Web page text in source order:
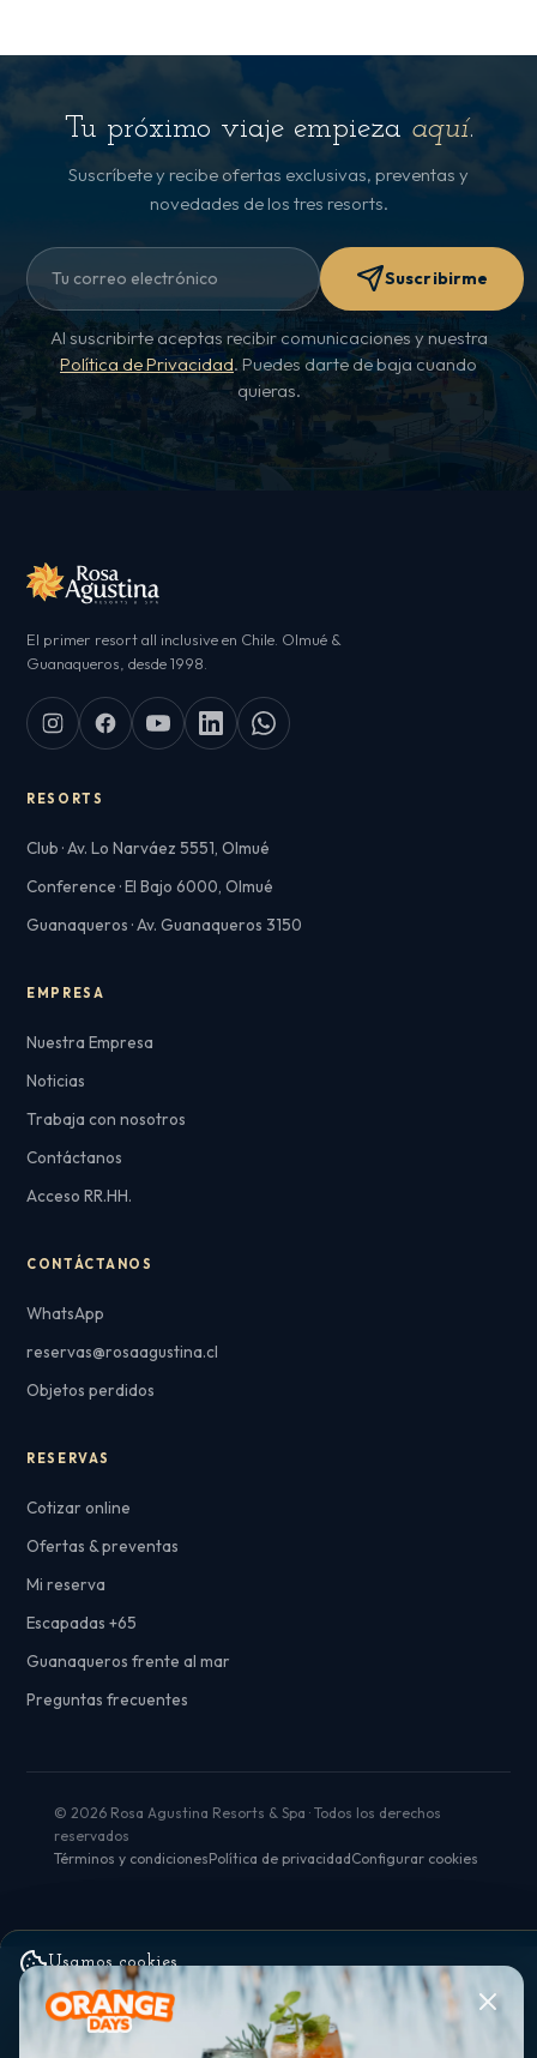
Tu próximo viaje empieza aquí.
Suscríbete y recibe ofertas exclusivas, preventas y
novedades de los tres resorts.
Suscribirme
Al suscribirte aceptas recibir comunicaciones y nuestra
Política de Privacidad. Puedes darte de baja cuando
quieras.
El primer resort all inclusive en Chile. Olmué &
Guanaqueros, desde 1998.
RESORTS
Club · Av. Lo Narváez 5551, Olmué
Conference · El Bajo 6000, Olmué
Guanaqueros · Av. Guanaqueros 3150
EMPRESA
Nuestra Empresa
Noticias
Trabaja con nosotros
Contáctanos
Acceso RR.HH.
CONTÁCTANOS
WhatsApp
reservas@rosaagustina.cl
Objetos perdidos
RESERVAS
Cotizar online
Ofertas & preventas
Mi reserva
Escapadas +65
Guanaqueros frente al mar
Preguntas frecuentes
© 2026 Rosa Agustina Resorts & Spa · Todos los derechos
reservados
Términos y condicionesPolítica de privacidadConfigurar cookies
Usamos cookies
Utilizamos cookies propias y de terceros para mejorar tu experiencia, analizar el
tráfico y personalizar ofertas. Puedes aceptar todas, rechazarlas o configurarlas.
Lee nuestrapolítica de cookies